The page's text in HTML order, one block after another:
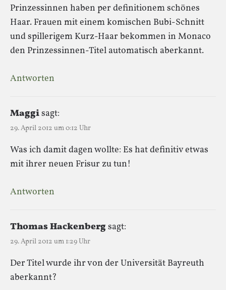
Prinzessinnen haben per definitionem schönes
Haar. Frauen mit einem komischen Bubi-Schnitt
und spillerigem Kurz-Haar bekommen in Monaco
den Prinzessinnen-Titel automatisch aberkannt.
Antworten
Maggisagt:
29. April 2012 um 0:12 Uhr
Was ich damit dagen wollte: Es hat definitiv etwas
mit ihrer neuen Frisur zu tun!
Antworten
Thomas Hackenbergsagt:
29. April 2012 um 1:29 Uhr
Der Titel wurde ihr von der Universität Bayreuth
aberkannt?